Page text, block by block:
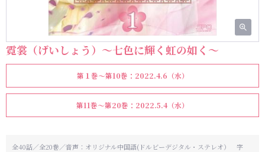
霓裳（げいしょう）～七色に輝く虹の如く～
第１巻～第10巻：2022.4.6（水）
第11巻～第20巻：2022.5.4（水）
全40話／全20巻／音声：オリジナル中国語(ドルビーデジタル・ステレオ） 字